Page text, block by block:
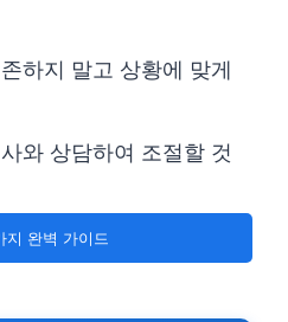
하지 말고 상황에 맞게
와 상담하여 조절할 것
지 완벽 가이드